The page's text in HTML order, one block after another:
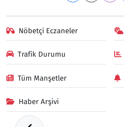
Nöbetçi Eczaneler
Trafik Durumu
Tüm Manşetler
Haber Arşivi